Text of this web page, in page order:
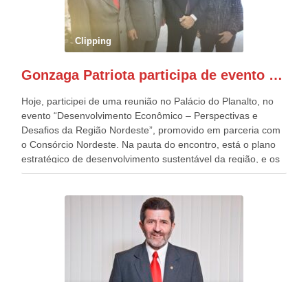
Esplanada dos Ministérios, em Brasília. Este ano, o governo
preparou espaços com cadeiras e coberturas, para 30.000
pessoas, só que o número de Patriotas Brasileiros
Independentes, dobrou na Esplanada. Eu, Lula e os
Patriota.
Clipping
Gonzaga Patriota participa de evento em prol do desenvolvimento do Nordeste
Hoje, participei de uma reunião no Palácio do Planalto, no
evento “Desenvolvimento Econômico – Perspectivas e
Desafios da Região Nordeste”, promovido em parceria com
o Consórcio Nordeste. Na pauta do encontro, está o plano
estratégico de desenvolvimento sustentável da região, e os
desafios para a elaboração de políticas públicas, que
evento contou com a presença do Vice-presidente Geraldo
Alckmin, que também ocupa o Ministério do
Desenvolvimento, Indústria, Comércio e Serviços, o ex
governador de Pernambuco, agora Presidente do Banco do
Nordeste, Paulo Câmara, o ex Deputado Federal, e
atualmente Superintendente da SUDENE, Danilo Cabral, da